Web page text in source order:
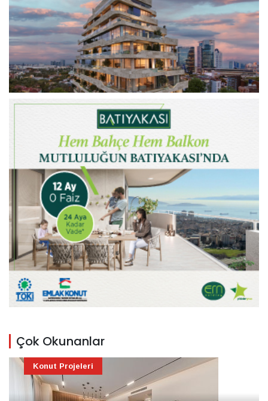
Çok Okunanlar
Konut Projeleri